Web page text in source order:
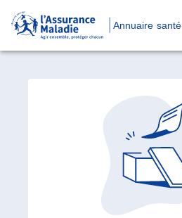
Annuaire santé